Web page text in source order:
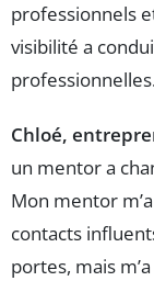
professionnels
visibilité a
Chloé,
un mentor a
Mon mentor
contacts
portes, mais